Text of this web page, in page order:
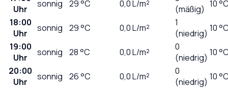
Uhr
sonnig 29°C 0,0L/m²
(mäßig) 10
18:00
Uhr
sonnig 29°C 0,0L/m²
1
(niedrig) 10
19:00
Uhr
sonnig 28°C 0,0L/m²
0
(niedrig) 10
20:00
Uhr
sonnig 26°C 0,0L/m²
0
(niedrig) 10